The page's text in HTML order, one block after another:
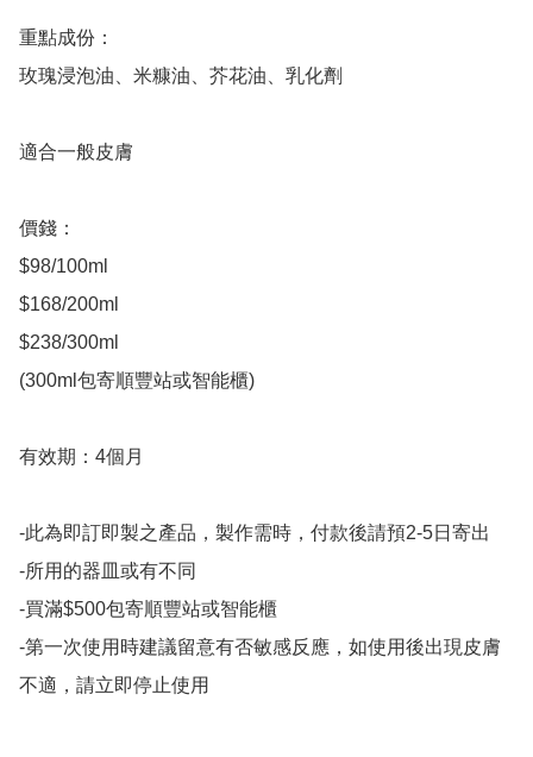
重點成份：
玫瑰浸泡油、米糠油、芥花油、乳化劑
適合一般皮膚
價錢：
$98/100ml
$168/200ml
$238/300ml
(300ml包寄順豐站或智能櫃)
有效期：4個月
-此為即訂即製之產品，製作需時，付款後請預2-5日寄出
-所用的器皿或有不同
-買滿$500包寄順豐站或智能櫃
-第一次使用時建議留意有否敏感反應，如使用後出現皮膚
不適，請立即停止使用